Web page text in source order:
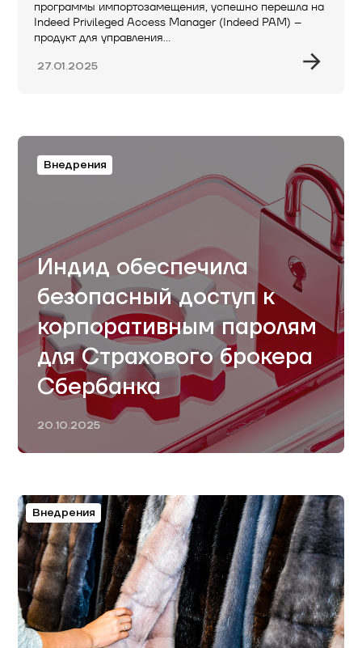
программы импортозамещения, успешно перешла на
Indeed Privileged Access Manager (Indeed PAM) –
продукт для управления…
27.01.2025
Внедрения
Индид обеспечила
безопасный доступ к
корпоративным паролям
для Страхового брокера
Сбербанка
20.10.2025
Внедрения